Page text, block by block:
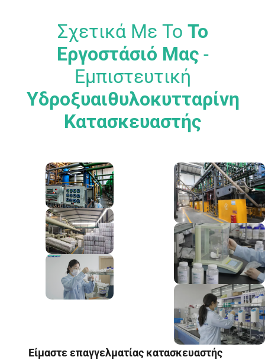
Σχετικά Με Το Το
Εργοστάσιό Μας-
Εμπιστευτική
Υδροξυαιθυλοκυτταρίνη
Κατασκευαστής
Είμαστε επαγγελματίας κατασκευαστής